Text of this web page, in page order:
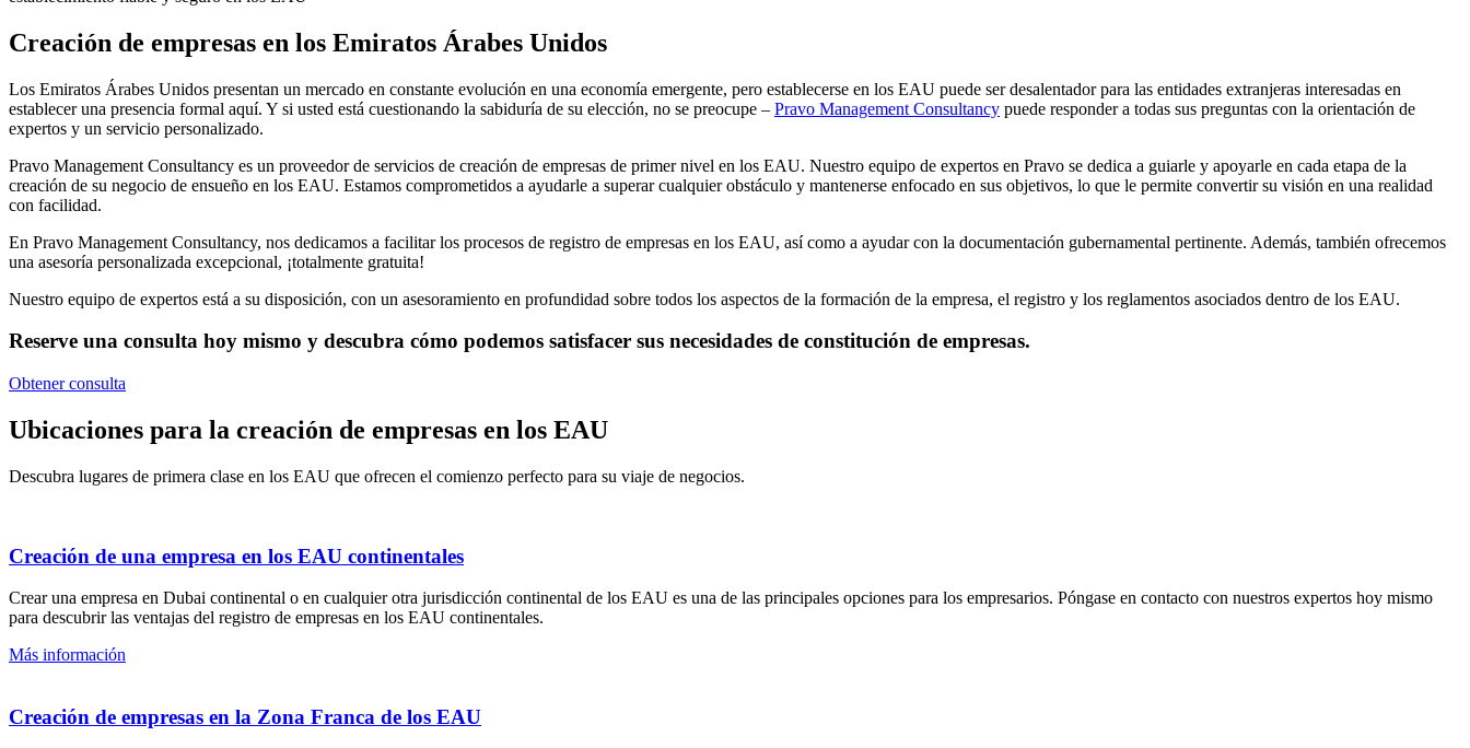
Creación de empresas en los Emiratos Árabes Unidos
Los Emiratos Árabes Unidos presentan un mercado en constante evolución en una economía emergente, pero establecerse en los EAU puede ser desalentador para las entidades extranjeras interesadas en
establecer una presencia formal aquí. Y si usted está cuestionando la sabiduría de su elección, no se preocupe – Pravo Management Consultancy puede responder a todas sus preguntas con la orientación de
expertos y un servicio personalizado.
Pravo Management Consultancy es un proveedor de servicios de creación de empresas de primer nivel en los EAU. Nuestro equipo de expertos en Pravo se dedica a guiarle y apoyarle en cada etapa de la
creación de su negocio de ensueño en los EAU. Estamos comprometidos a ayudarle a superar cualquier obstáculo y mantenerse enfocado en sus objetivos, lo que le permite convertir su visión en una realidad
con facilidad.
En Pravo Management Consultancy, nos dedicamos a facilitar los procesos de registro de empresas en los EAU, así como a ayudar con la documentación gubernamental pertinente. Además, también ofrecemos
una asesoría personalizada excepcional, ¡totalmente gratuita!
Nuestro equipo de expertos está a su disposición, con un asesoramiento en profundidad sobre todos los aspectos de la formación de la empresa, el registro y los reglamentos asociados dentro de los EAU.
Reserve una consulta hoy mismo y descubra cómo podemos satisfacer sus necesidades de constitución de empresas.
Obtener consulta
Ubicaciones para la creación de empresas en los EAU
Descubra lugares de primera clase en los EAU que ofrecen el comienzo perfecto para su viaje de negocios.
Creación de una empresa en los EAU continentales
Crear una empresa en Dubai continental o en cualquier otra jurisdicción continental de los EAU es una de las principales opciones para los empresarios. Póngase en contacto con nuestros expertos hoy mismo
para descubrir las ventajas del registro de empresas en los EAU continentales.
Más información
Creación de empresas en la Zona Franca de los EAU